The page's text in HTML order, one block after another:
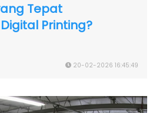
Tepat
Printing?
20-02-2026 16:45:49